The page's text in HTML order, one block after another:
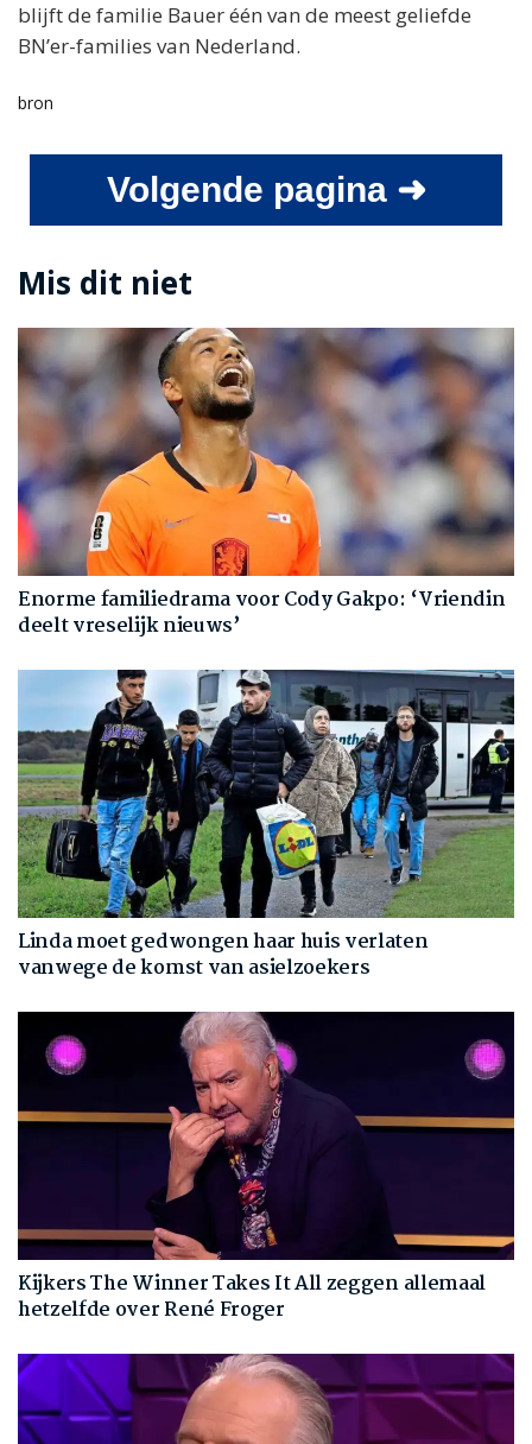
blijft de familie Bauer één van de meest geliefde
BN’er-families van Nederland.
bron
Volgende pagina ➜
Mis dit niet
Enorme familiedrama voor Cody Gakpo: ‘Vriendin
deelt vreselijk nieuws’
Linda moet gedwongen haar huis verlaten
vanwege de komst van asielzoekers
Kijkers The Winner Takes It All zeggen allemaal
hetzelfde over René Froger